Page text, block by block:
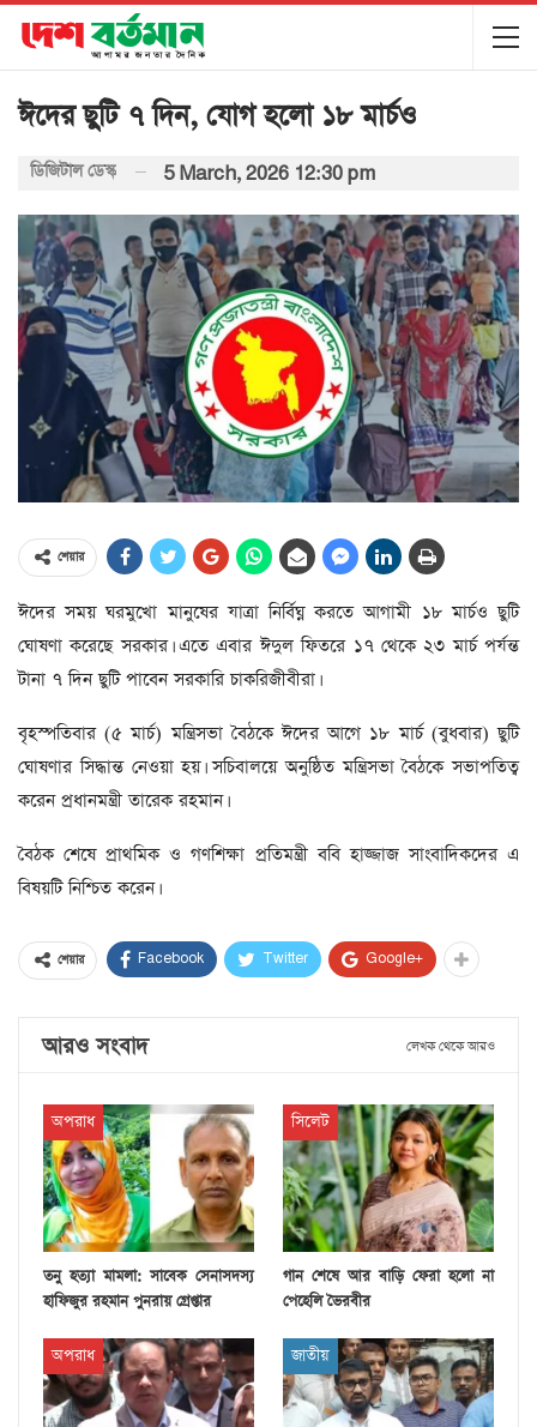
ঈদের ছুটি ৭ দিন, যোগ হলো ১৮ মার্চও
ডিজিটাল ডেস্ক 5 March, 2026 12:30 pm
শেয়ার
ঈদের সময় ঘরমুখো মানুষের যাত্রা নির্বিঘ্ন করতে আগামী ১৮ মার্চও ছুটি
ঘোষণা করেছে সরকার। এতে এবার ঈদুল ফিতরে ১৭ থেকে ২৩ মার্চ পর্যন্ত
টানা ৭ দিন ছুটি পাবেন সরকারি চাকরিজীবীরা।
বৃহস্পতিবার (৫ মার্চ) মন্ত্রিসভা বৈঠকে ঈদের আগে ১৮ মার্চ (বুধবার) ছুটি
ঘোষণার সিদ্ধান্ত নেওয়া হয়। সচিবালয়ে অনুষ্ঠিত মন্ত্রিসভা বৈঠকে সভাপতিত্ব
করেন প্রধানমন্ত্রী তারেক রহমান।
বৈঠক শেষে প্রাথমিক ও গণশিক্ষা প্রতিমন্ত্রী ববি হাজ্জাজ সাংবাদিকদের এ
বিষয়টি নিশ্চিত করেন।
শেয়ার Facebook Twitter Google+
আরও সংবাদ লেখক থেকে আরও
অপরাধ
তনু হত্যা মামলা: সাবেক সেনাসদস্য
হাফিজুর রহমান পুনরায় গ্রেপ্তার
সিলেট
গান শেষে আর বাড়ি ফেরা হলো না
পেহেলি ভৈরবীর
অপরাধ জাতীয়